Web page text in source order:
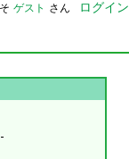
ゲスト さん ログイン